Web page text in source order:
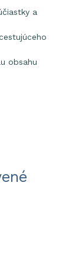
a
obsahu